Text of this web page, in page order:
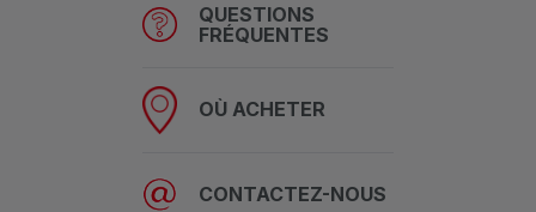
QUESTIONS
FRÉQUENTES
OÙ ACHETER
CONTACTEZ-NOUS